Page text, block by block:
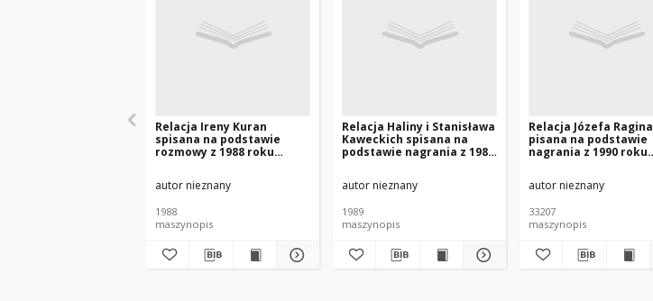
Relacja Ireny Kuran
spisana na podstawie
rozmowy z 1988 roku
autor nieznany
1988
maszynopis
Relacja Haliny i Stanisława
Kaweckich spisana na
podstawie nagrania z 1989
autor nieznany
1989
maszynopis
Relacja Józefa Ragina
pisana na podstawie
nagrania z 1990 roku
autor nieznany
33207
maszynopis